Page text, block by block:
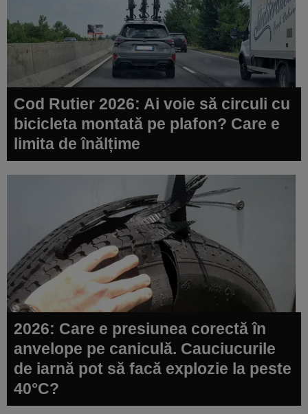
Cod Rutier 2026: Ai voie să circuli cu
bicicleta montată pe plafon? Care e
limita de înălțime
2026: Care e presiunea corectă în
anvelope pe caniculă. Cauciucurile
de iarnă pot să facă explozie la peste
40°C?